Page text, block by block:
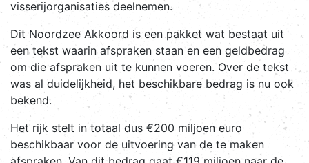
visserijorganisaties deelnemen.
Dit Noordzee Akkoord is een pakket wat bestaat uit
een tekst waarin afspraken staan en een geldbedrag
om die afspraken uit te kunnen voeren. Over de tekst
was al duidelijkheid, het beschikbare bedrag is nu ook
bekend.
Het rijk stelt in totaal dus €200 miljoen euro
beschikbaar voor de uitvoering van de te maken